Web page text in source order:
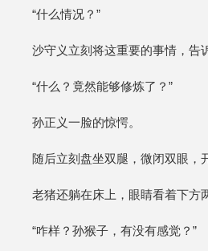
“什么情况？”
沙守义立刻将这重要的事情，告
“什么？竟然能够修炼了？”
孙正义一脸的惊愕。
随后立刻盘坐双腿，微闭双眼，
老猪还躺在床上，眼睛看着下方
“咋样？孙猴子，有没有感觉？”